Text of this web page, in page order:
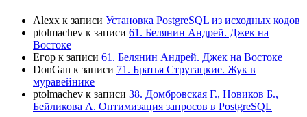
Alexx к записи Установка PostgreSQL из исходных кодов
ptolmachev к записи 61. Белянин Андрей. Джек на
Востоке
Егор к записи 61. Белянин Андрей. Джек на Востоке
DonGan к записи 71. Братья Стругацкие. Жук в
муравейнике
ptolmachev к записи 38. Домбровская Г., Новиков Б.,
Бейликова А. Оптимизация запросов в PostgreSQL